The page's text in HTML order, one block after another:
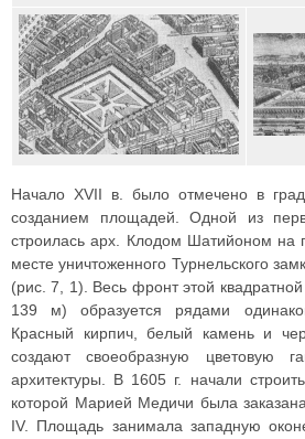
Начало XVII в. было отмечено в
созданием площадей. Одной из
строилась арх. Клодом Шатийоном на
месте уничтоженного Турнельского
(рис. 7, 1). Весь фронт этой
139 м) образуется рядами
Красный кирпич, белый камень и
создают своеобразную цветовую
архитектуры. В 1605 г. начали
которой Марией Медичи была
IV. Площадь занимала западную